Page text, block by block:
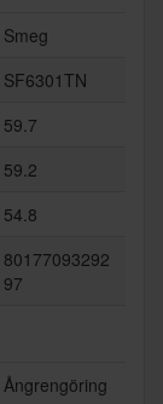
Smeg
SF6301TN
59.7
59.2
54.8
80177093292
97
Ångrengöring